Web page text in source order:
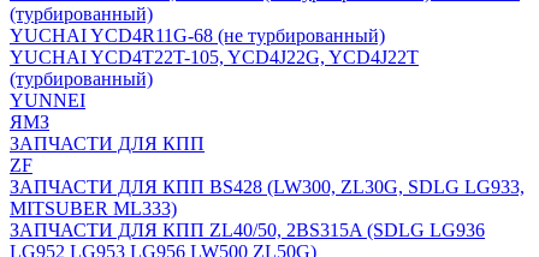
(турбированный)
YUCHAI YCD4R11G-68 (не турбированный)
YUCHAI YCD4T22T-105, YCD4J22G, YCD4J22T
(турбированный)
YUNNEI
ЯМЗ
ЗАПЧАСТИ ДЛЯ КПП
ZF
ЗАПЧАСТИ ДЛЯ КПП BS428 (LW300, ZL30G, SDLG LG933,
MITSUBER ML333)
ЗАПЧАСТИ ДЛЯ КПП ZL40/50, 2BS315A (SDLG LG936
LG952 LG953 LG956 LW500 ZL50G)